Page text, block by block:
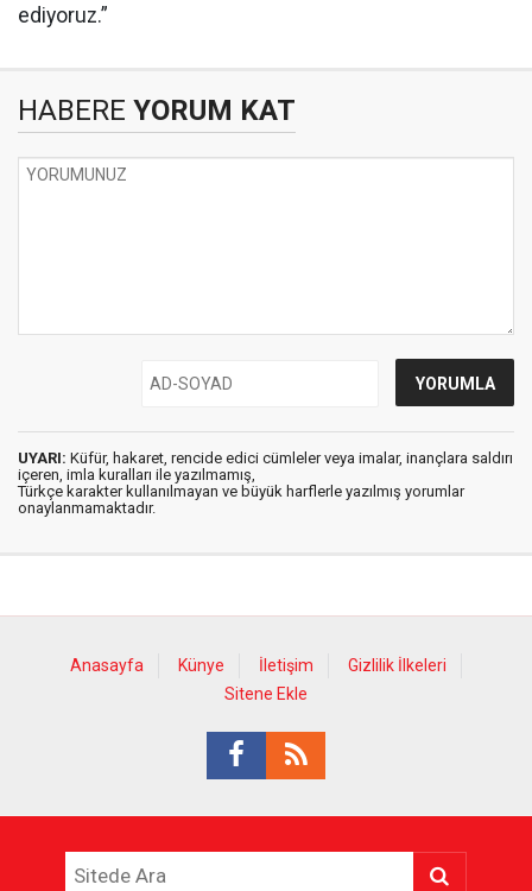
ediyoruz.”
HABERE YORUM KAT
UYARI: Küfür, hakaret, rencide edici cümleler veya imalar, inançlara saldırı
içeren, imla kuralları ile yazılmamış,
Türkçe karakter kullanılmayan ve büyük harflerle yazılmış yorumlar
onaylanmamaktadır.
Anasayfa Künye İletişim
Gizlilik İlkeleri
Sitene Ekle